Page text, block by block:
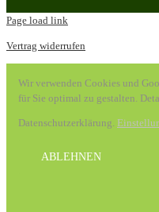
Page load link
Vertrag widerrufen
Wir verwenden Cookies und
für Sie optimal zu gestalten.
Datenschutzerklärung.
ABLEHNEN